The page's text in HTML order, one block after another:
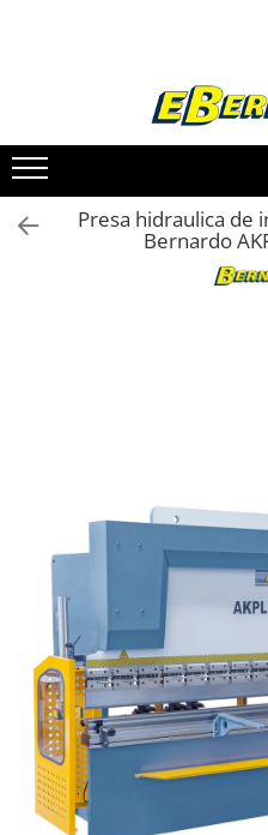
Prelucrare metal
Fierastraie pentru metal
Ferastraie mobile pentru metal
Fierastraie prelucrare metal
Ferastraie circulare pentru
banda si taiere dubla
Ferastraie verticale
Strunguri pentru metal
Strunguri CNC
Strunguri cu cutie de viteze
Strunguri cu surub de ghidare
Strunguri de precizie
Strunguri metal cu freza
Strunguri universale
Strunguri universale cu afisaj
digital
Presa hidraulica de
Bernardo